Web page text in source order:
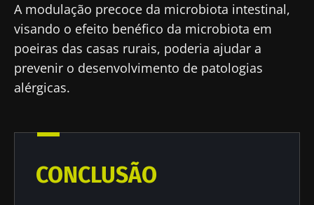
A modulação precoce da microbiota intestinal,
visando o efeito benéfico da microbiota em
poeiras das casas rurais, poderia ajudar a
prevenir o desenvolvimento de patologias
alérgicas.
CONCLUSÃO